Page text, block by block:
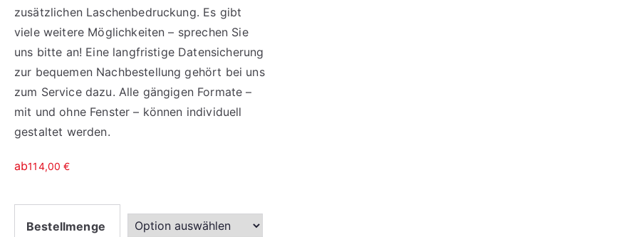
zusätzlichen Laschenbedruckung. Es gibt
viele weitere Möglichkeiten – sprechen Sie
uns bitte an! Eine langfristige Datensicherung
zur bequemen Nachbestellung gehört bei uns
zum Service dazu. Alle gängigen Formate –
mit und ohne Fenster – können individuell
gestaltet werden.
ab114,00€
Bestellmenge